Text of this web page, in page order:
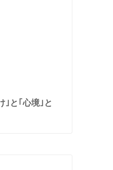
｣と｢心境｣と